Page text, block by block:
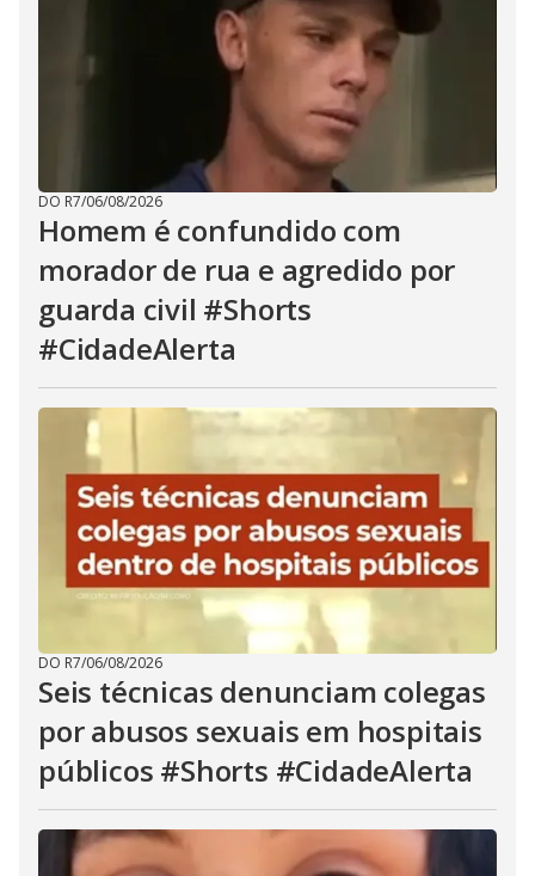
DO R7/06/08/2026
Homem é confundido com
morador de rua e agredido por
guarda civil #Shorts
#CidadeAlerta
DO R7/06/08/2026
Seis técnicas denunciam colegas
por abusos sexuais em hospitais
públicos #Shorts #CidadeAlerta